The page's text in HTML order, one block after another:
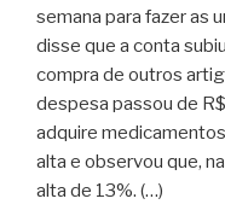
semana para fazer as
disse que a conta
compra de outros
despesa passou de
adquire
alta e observou que,
alta de 13%. (…)